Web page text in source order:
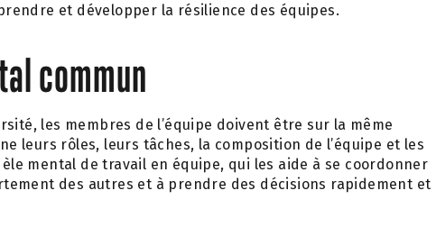
et développer la résilience des équipes.
commun
les membres de l’équipe doivent être sur la même
leurs rôles, leurs tâches, la composition de l’équipe et les
mental de travail en équipe, qui les aide à se coordonner
des autres et à prendre des décisions rapidement et